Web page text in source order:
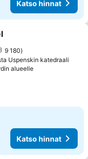
Katso hinnat
9 180
Uspenskin katedraali
alueelleKatso hinnat
Katso hinnat